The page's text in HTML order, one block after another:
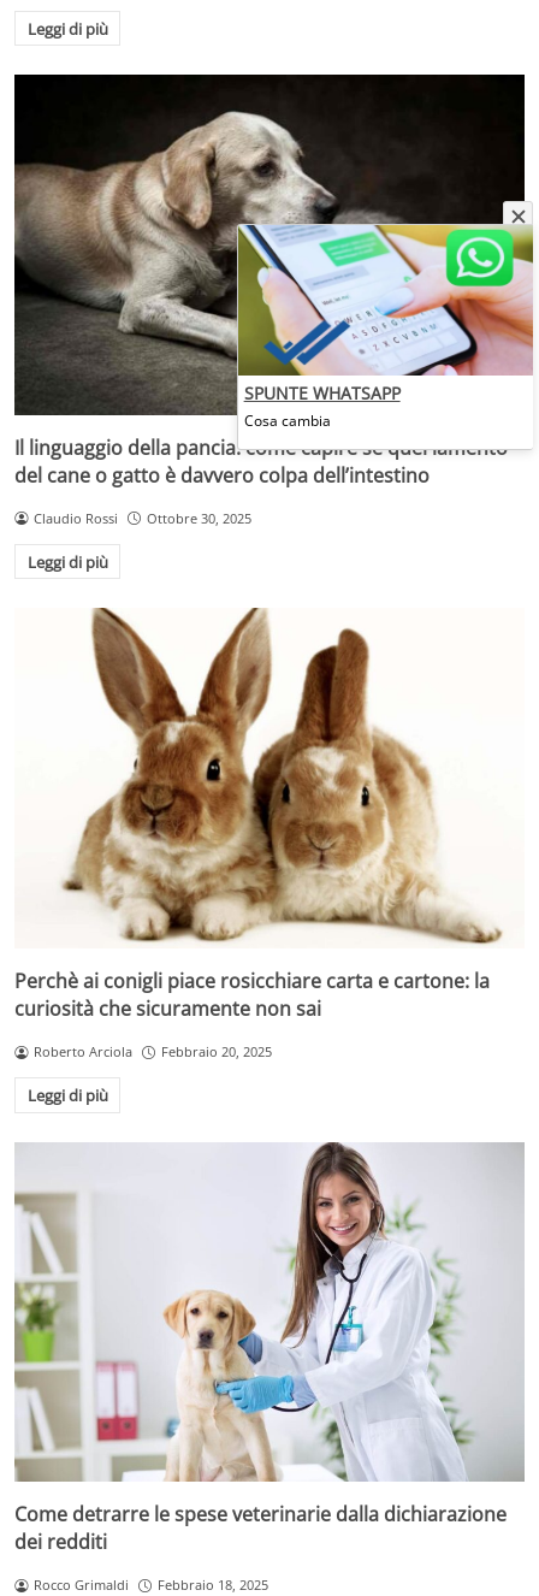
Leggi di più
Il linguaggio della pancia: come capire se quel lamento
del cane o gatto è davvero colpa dell’intestino
Claudio Rossi Ottobre 30, 2025
Leggi di più
Perchè ai conigli piace rosicchiare carta e cartone: la
curiosità che sicuramente non sai
Roberto Arciola Febbraio 20, 2025
Leggi di più
Come detrarre le spese veterinarie dalla dichiarazione
dei redditi
Rocco Grimaldi Febbraio 18, 2025
SPUNTE WHATSAPP
Cosa cambia